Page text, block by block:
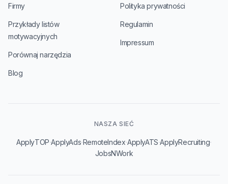
Firmy
Przykłady listów
motywacyjnych
Porównaj narzędzia
Blog
Polityka prywatności
Regulamin
Impressum
NASZA SIEĆ
ApplyTOP·ApplyAds·RemoteIndex·ApplyATS·ApplyRecruiting·
JobsNWork